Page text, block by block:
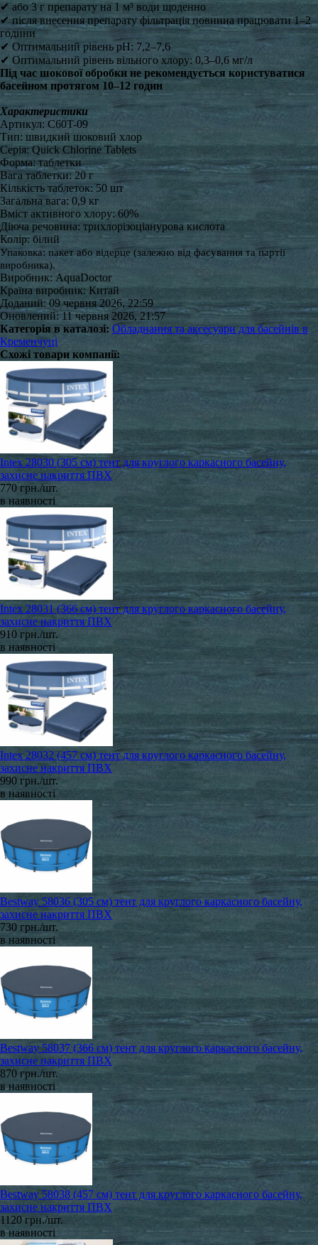
✔ або 3 г препарату на 1 м³ води щоденно
✔ після внесення препарату фільтрація повинна працювати 1–2
години
✔ Оптимальний рівень pH: 7,2–7,6
✔ Оптимальний рівень вільного хлору: 0,3–0,6 мг/л
Під час шокової обробки не рекомендується користуватися
басейном протягом 10–12 годин
Характеристики
Артикул: C60T-09
Тип: швидкий шоковий хлор
Серія: Quick Chlorine Tablets
Форма: таблетки
Вага таблетки: 20 г
Кількість таблеток: 50 шт
Загальна вага: 0,9 кг
Вміст активного хлору: 60%
Діюча речовина: трихлорізоціанурова кислота
Колір: білий
Упаковка: пакет або відерце (залежно від фасування та партії
виробника).
Виробник: AquaDoctor
Країна виробник: Китай
Доданий: 09 червня 2026, 22:59
Оновлений: 11 червня 2026, 21:57
Категорія в каталозі: Обладнання та аксесуари для басейнів в
Кременчуці
Схожі товари компанії:
Intex 28030 (305 см) тент для круглого каркасного басейну,
захисне накриття ПВХ
770 грн./шт.
в наявності
Intex 28031 (366 см) тент для круглого каркасного басейну,
захисне накриття ПВХ
910 грн./шт.
в наявності
Intex 28032 (457 см) тент для круглого каркасного басейну,
захисне накриття ПВХ
990 грн./шт.
в наявності
Bestway 58036 (305 см) тент для круглого каркасного басейну,
захисне накриття ПВХ
730 грн./шт.
в наявності
Bestway 58037 (366 см) тент для круглого каркасного басейну,
захисне накриття ПВХ
870 грн./шт.
в наявності
Bestway 58038 (457 см) тент для круглого каркасного басейну,
захисне накриття ПВХ
1120 грн./шт.
в наявності